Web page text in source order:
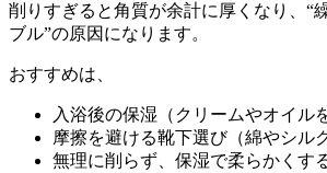
削りすぎると角質が余計に厚くなり、“
ブル”の原因になります。
おすすめは、
入浴後の保湿（クリームやオイル
摩擦を避ける靴下選び（綿やシル
無理に削らず、保湿で柔らかくす